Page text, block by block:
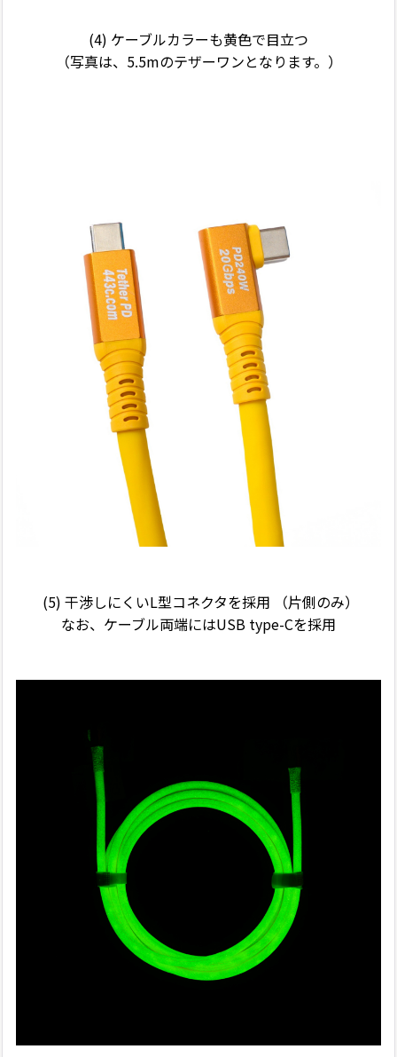
(4) ケーブルカラーも黄色で目立つ
（写真は、5.5mのテザーワンとなります。）
(5) 干渉しにくいL型コネクタを採用 （片側のみ）
なお、ケーブル両端にはUSB type-Cを採用